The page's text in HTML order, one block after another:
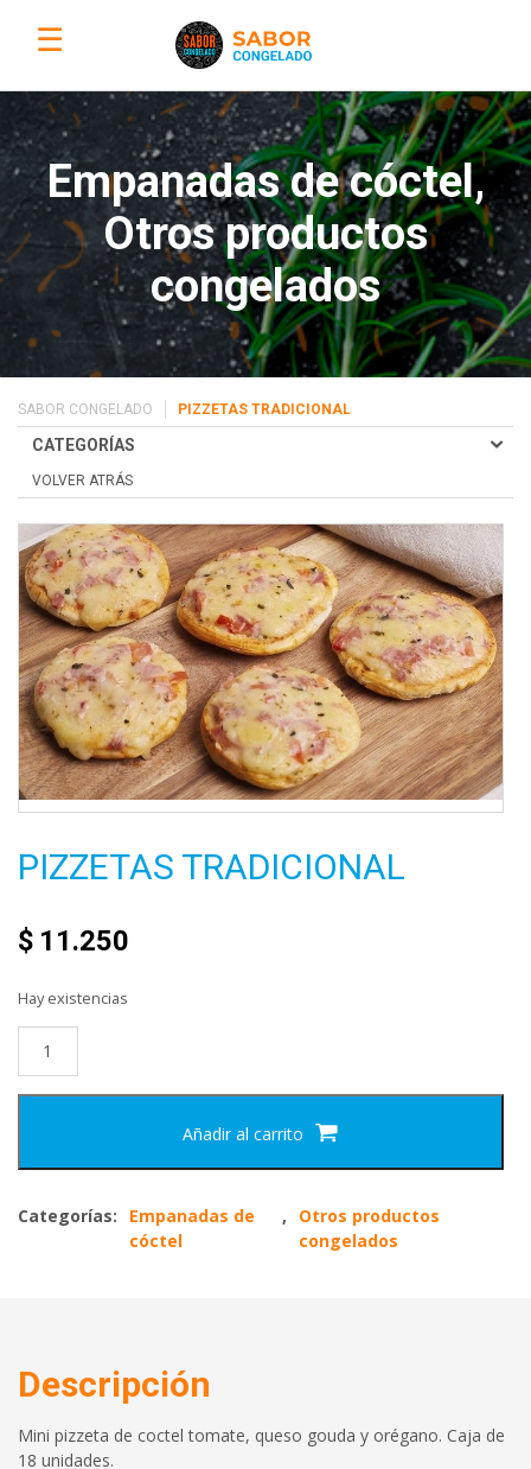
☰
Empanadas de cóctel,
Otros productos
congelados
SABOR CONGELADO PIZZETAS TRADICIONAL
CATEGORÍAS
VOLVER ATRÁS
PIZZETAS TRADICIONAL
$ 11.250
Hay existencias
Añadir al carrito
Categorías:
Empanadas de
cóctel
,
Otros productos
congelados
Descripción
Mini pizzeta de coctel tomate, queso gouda y orégano. Caja de
18 unidades.